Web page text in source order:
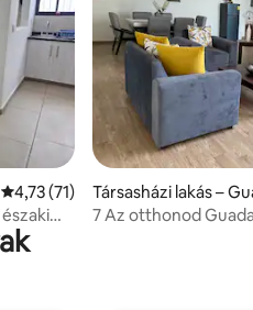
Átlagos értékelés: 5/4,73, 71
4,73 (71)
Társasházi lakás –
7 Az otthonod